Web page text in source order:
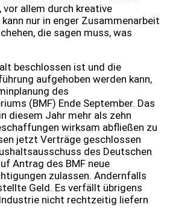
allem durch kreative
nur in enger Zusammenarbeit
die sagen muss, was
beschlossen ist und die
aufgehoben werden kann,
des
(BMF) Ende September. Das
diesem Jahr mehr als zehn
wirksam abfließen zu
jetzt Verträge geschlossen
des Deutschen
Antrag des BMF neue
zulassen. Andernfalls
Geld. Es verfällt übrigens
nicht rechtzeitig liefern